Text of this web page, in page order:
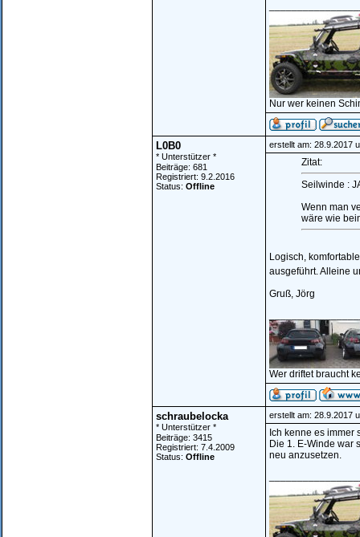
Nur wer keinen
L0B0
* Unterstützer *
Beiträge: 681
Registriert: 9.2.2016
Status: Offline
erstellt am: 28.9.2017
Zitat:
Seilwinde :
Wenn man
wäre wie
Logisch,
ausgeführt. Alleine
Gruß, Jörg
Wer driftet braucht
schraubelocka
* Unterstützer *
Beiträge: 3415
Registriert: 7.4.2009
Status: Offline
erstellt am: 28.9.2017
Ich kenne es
Die 1. E-Winde war
neu anzusetzen.